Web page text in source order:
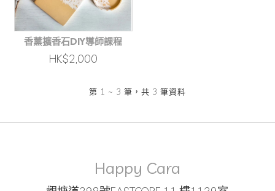
香薰擴香石DIY導師課程
HK$2,000
第 1 ~ 3 筆，共 3 筆資料
Happy Cara